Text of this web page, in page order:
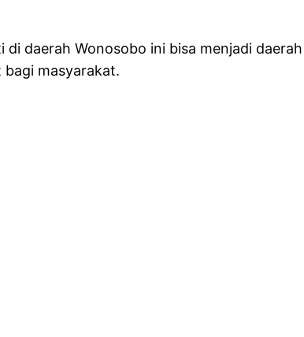
daerah Wonosobo ini bisa menjadi
masyarakat.